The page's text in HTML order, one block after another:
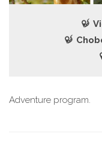
Adventure program.